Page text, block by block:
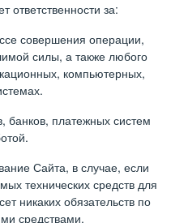
ответственности за:
совершения операции,
силы, а также любого
компьютерных,
банков, платежных систем
Сайта, в случае, если
технических средств для
никаких обязательств по
средствами.